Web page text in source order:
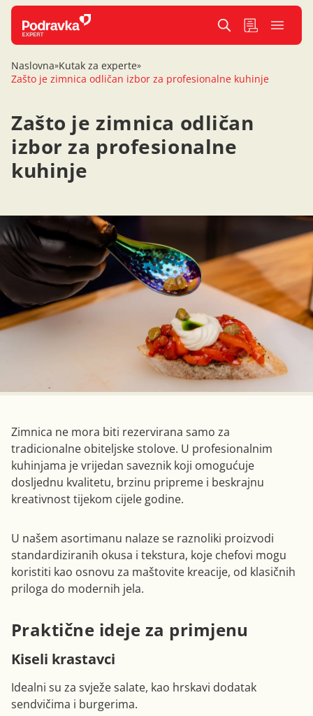
Naslovna»Kutak za experte»
Zašto je zimnica odličan izbor za profesionalne kuhinje
Zašto je zimnica odličan
izbor za profesionalne
kuhinje
Zimnica ne mora biti rezervirana samo za
tradicionalne obiteljske stolove. U profesionalnim
kuhinjama je vrijedan saveznik koji omogućuje
dosljednu kvalitetu, brzinu pripreme i beskrajnu
kreativnost tijekom cijele godine.
U našem asortimanu nalaze se raznoliki proizvodi
standardiziranih okusa i tekstura, koje chefovi mogu
koristiti kao osnovu za maštovite kreacije, od klasičnih
priloga do modernih jela.
Praktične ideje za primjenu
Kiseli krastavci
Idealni su za svježe salate, kao hrskavi dodatak
sendvičima i burgerima.